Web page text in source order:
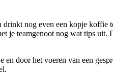
drinkt nog even een kopje
je teamgenoot nog wat tips
en door het voeren van een